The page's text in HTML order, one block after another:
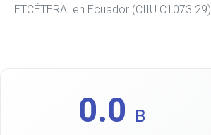
ETCÉTERA. en Ecuador (CIIU C1073.29)
0.0 B